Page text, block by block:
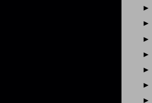
►
►
►
►
►
►
►